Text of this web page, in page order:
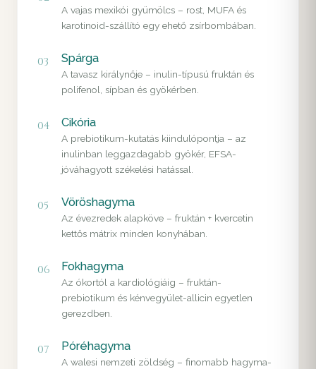
A vajas mexikói gyümölcs – rost, MUFA és
karotinoid-szállító egy ehető zsírbombában.
03 Spárga
A tavasz királynője – inulin-típusú fruktán és
polifenol, sípban és gyökérben.
04 Cikória
A prebiotikum-kutatás kiindulópontja – az
inulinban leggazdagabb gyökér, EFSA-
jóváhagyott székelési hatással.
05 Vöröshagyma
Az évezredek alapköve – fruktán + kvercetin
kettős mátrix minden konyhában.
06 Fokhagyma
Az ókortól a kardiológiáig – fruktán-
prebiotikum és kénvegyület-allicin egyetlen
gerezdben.
07 Póréhagyma
A walesi nemzeti zöldség – finomabb hagyma-